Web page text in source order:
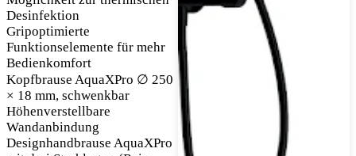
Desinfektion
Gripoptimierte
Funktionselemente für mehr
Bedienkomfort
Kopfbrause AquaXPro ∅ 250
× 18 mm, schwenkbar
Höhenverstellbare
Wandanbindung
Designhandbrause AquaXPro